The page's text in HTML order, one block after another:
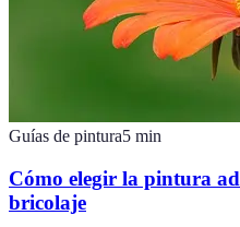
Guías de pintura5 min
Cómo elegir la pintura
bricolaje